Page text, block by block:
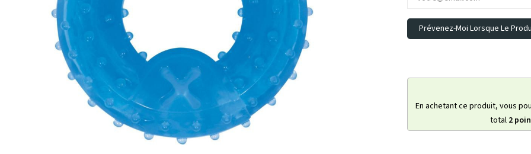
Prévenez-Moi Lorsque Le
En achetant ce produit, vous
total 2